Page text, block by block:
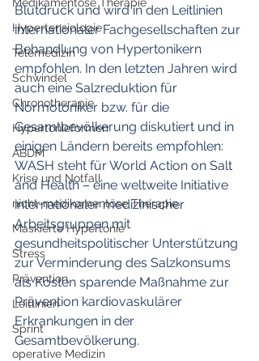
Hypertensiologie
Telemedizin
Schwindel
Chronotherapie
Hypertonieformen
ABDM
Krise und Notfall
nicht-medikamentöse Therapie
Maskierte Hypertonie
Stress
Prävention
Leitlinien
Sprint
operative Medizin
Blutdruck und wird in den Leitlinien
internationaler Fachgesellschaften zur
Behandlung von Hypertonikern
empfohlen. In den letzten Jahren wird
auch eine Salzreduktion für
Normotoniker bzw. für die
Gesamtbevölkerung diskutiert und in
einigen Ländern bereits empfohlen:
WASH steht für World Action on Salt
and Health – eine weltweite Initiative
internationaler medizinischer
Arbeitsgruppen mit
gesundheitspolitischer Unterstützung
zur Verminderung des Salzkonsums
als Kosten sparende Maßnahme zur
Prävention kardiovaskulärer
Erkrankungen in der
Gesamtbevölkerung.